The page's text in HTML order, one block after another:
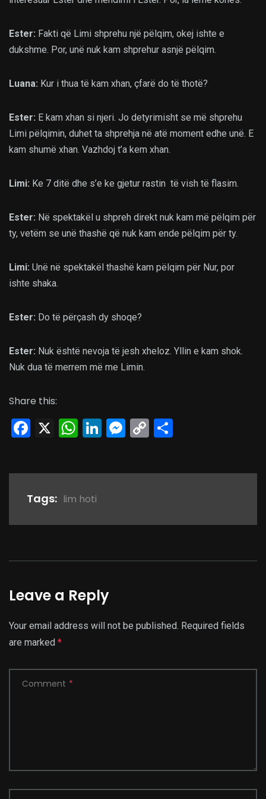
Ester: Fakti që Limi shprehu një pëlqim, okej ishte e
dukshme. Por, unë nuk kam shprehur asnjë pëlqim.
Luana: Kur i thua të kam xhan, çfarë do të thotë?
Ester: E kam xhan si njeri. Jo detyrimisht se më shprehu
Limi pëlqimin, duhet ta shprehja në atë moment edhe unë. E
kam shumë xhan. Vazhdoj t’a kem xhan.
Limi: Ke 7 ditë dhe s’e ke gjetur rastin të vish të flasim.
Ester: Në spektakël u shpreh direkt nuk kam më pëlqim për
ty, vetëm se unë thashë që nuk kam ende pëlqim për ty.
Limi: Unë në spektakël thashë kam pëlqim për Nur, por
ishte shaka.
Ester: Do të përçash dy shoqe?
Ester: Nuk është nevoja të jesh xheloz. Yllin e kam shok.
Nuk dua të merrem më me Limin.
Share this:
Facebook
X WhatsApp
LinkedIn
Messenger
Copy
Link
Tags: lim hoti
Leave a Reply
Your email address will not be published. Required fields
are marked *
Comment *